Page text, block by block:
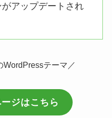
アップデートされ
WordPressテーマ／
ジはこちら